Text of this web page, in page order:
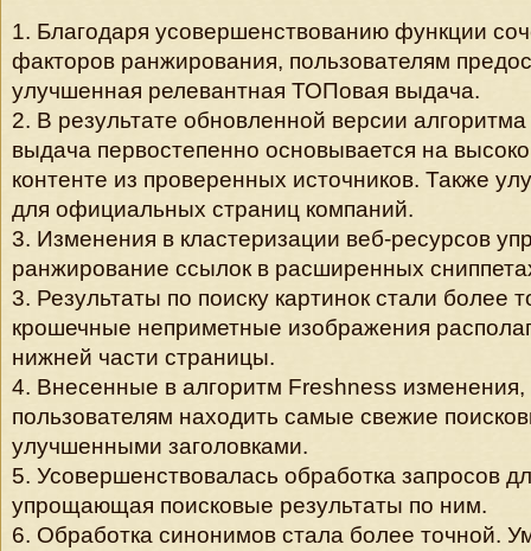
1. Благодаря усовершенствованию функции
факторов ранжирования, пользователям
улучшенная релевантная ТОПовая выдача.
2. В результате обновленной версии
выдача первостепенно основывается на
контенте из проверенных источников. Также
для официальных страниц компаний.
3. Изменения в кластеризации веб-ресурсов
ранжирование ссылок в расширенных
3. Результаты по поиску картинок стали более
крошечные неприметные изображения
нижней части страницы.
4. Внесенные в алгоритм Freshness изменения,
пользователям находить самые свежие
улучшенными заголовками.
5. Усовершенствовалась обработка запросов
упрощающая поисковые результаты по ним.
6. Обработка синонимов стала более точной.